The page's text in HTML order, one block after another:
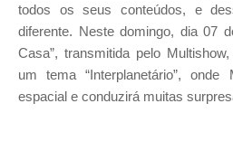
todos os seus conteúdos, e
diferente. Neste domingo, dia 07
Casa”, transmitida pelo
um tema “Interplanetário”,
espacial e conduzirá muitas